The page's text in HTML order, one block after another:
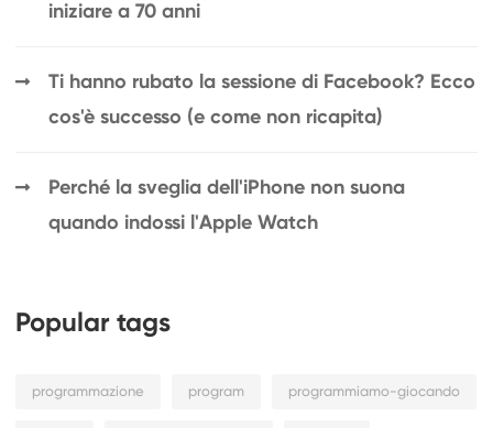
iniziare a 70 anni
Ti hanno rubato la sessione di Facebook? Ecco
cos'è successo (e come non ricapita)
Perché la sveglia dell'iPhone non suona
quando indossi l'Apple Watch
Popular tags
programmazione program programmiamo-giocando